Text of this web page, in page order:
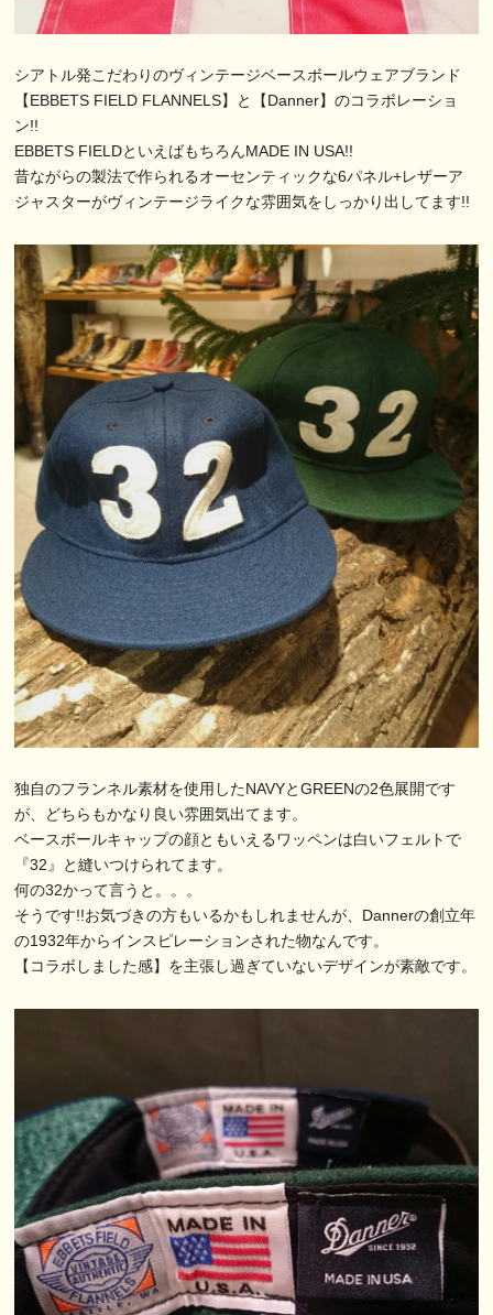
シアトル発こだわりのヴィンテージベースボールウェアブランド
【EBBETS FIELD FLANNELS】と【Danner】のコラボレーショ
ン!!
EBBETS FIELDといえばもちろんMADE IN USA!!
昔ながらの製法で作られるオーセンティックな6パネル+レザーア
ジャスターがヴィンテージライクな雰囲気をしっかり出してます!!
独自のフランネル素材を使用したNAVYとGREENの2色展開です
が、どちらもかなり良い雰囲気出てます。
ベースボールキャップの顔ともいえるワッペンは白いフェルトで
『32』と縫いつけられてます。
何の32かって言うと。。。
そうです!!お気づきの方もいるかもしれませんが、Dannerの創立年
の1932年からインスピレーションされた物なんです。
【コラボしました感】を主張し過ぎていないデザインが素敵です。